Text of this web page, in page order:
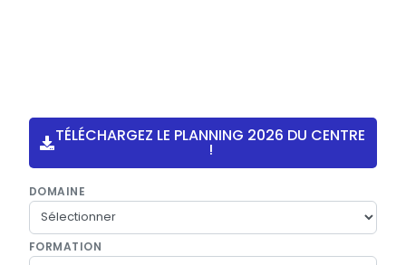
TÉLÉCHARGEZ LE PLANNING 2026 DU CENTRE
!
DOMAINE
FORMATION